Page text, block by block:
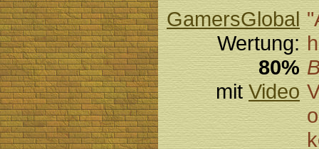
GamersGlobal
Wertung:
80%
mitVideo